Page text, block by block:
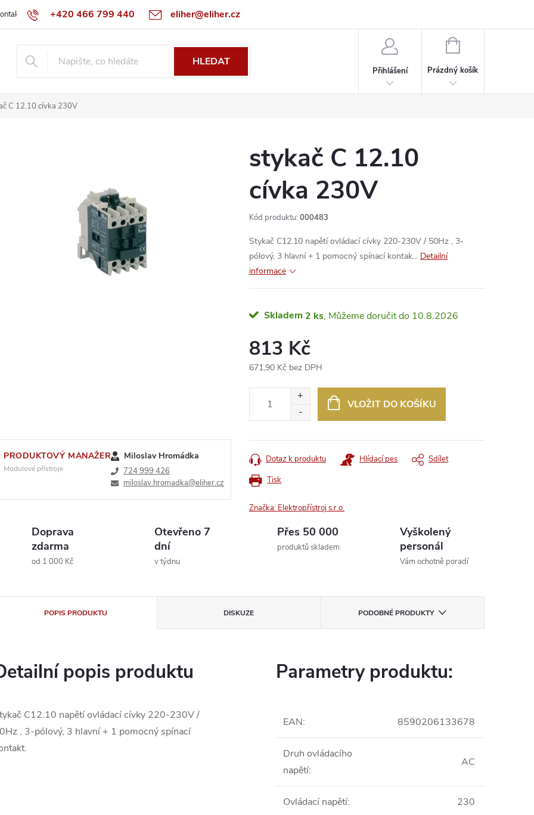
+420 466 799 440 eliher@eliher.cz
Obchodní podmínky Reklamační řád Specialista na Bordeaux
HLEDAT
Přihlášení
NÁKUPNÍ
Prázdný košík
C 12.10 cívka 230V
PRODUKTOVÝ MANAŽER
Modulové přístroje
Miloslav Hromádka
724 999 426
miloslav.hromadka@eliher.cz
stykač C 12.10
cívka 230V
Kód produktu: 000483
Stykač C12.10 napětí ovládací cívky 220-230V / 50Hz , 3-
pólový, 3 hlavní + 1 pomocný spínací kontak... Detailní
informace
Skladem 2 ks 10.8.2026
813 Kč
671,90 Kč bez DPH
VLOŽIT DO KOŠÍKU
Tisk
Dotaz k produktu Hlídací pes Sdílet
Značka: Elektropřístroj s.r.o.
Doprava
zdarma
od 1 000 Kč
Otevřeno 7
dní
v týdnu
Přes 50 000
produktů skladem
Vyškolený
personál
Vám ochotně poradí
POPIS PRODUKTU DISKUZE PODOBNÉ PRODUKTY
popis produktu
C12.10 napětí ovládací cívky 220-230V /
, 3-pólový, 3 hlavní + 1 pomocný spínací
Parametry produktu:
EAN: 8590206133678
Druh ovládacího
napětí:
AC
Ovládací napětí: 230